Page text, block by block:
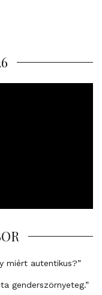
miért autentikus?”
genderszörnyeteg.”